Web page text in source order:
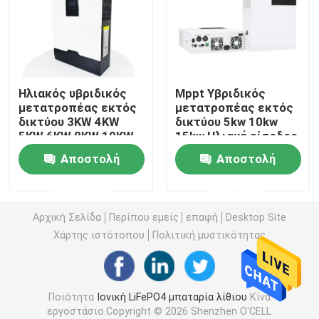
πακέτο μπαταριών 12v LiFePO4
Μπαταρία εγχώριας ενέργειας
Lifepo4 μπαταρία κάρρων γκολφ
Μπαταρία rv LiFePo4
Κύτταρο φωσφορικού άλατος λίθιου
μικρή μπαταρία lipo
Ηλιακός υβριδικός
μετατροπέας εκτός
δικτύου 3KW 4KW
5KW 6KW 8KW 10KW
Αποστολή
Mppt Υβριδικός
μετατροπέας εκτός
δικτύου 5kw 10kw
15kw Ηλιακή είσοδος
Αποστολή
Αρχική Σελίδα Περίπου εμείς επαφή
Desktop Site
Χάρτης ιστότοπου
Πολιτική μυστικότητας
Ποιότητα Ιονική LiFePO4 μπαταρία λίθιου Κίνα
εργοστάσιο.Copyright © 2026 Shenzhen O'CELL